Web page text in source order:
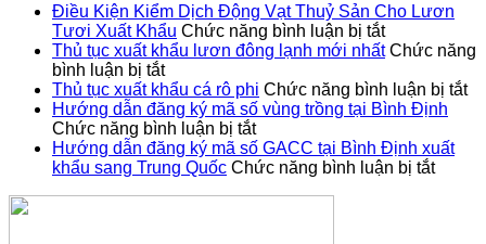
Điều Kiện Kiểm Dịch Động Vạt Thuỷ Sản Cho Lươn
Tươi Xuất Khẩu Chức năng bình luận bị tắtở
Điều
Kiểm
Dịch
Vạt
Thuỷ
Thủ tục xuất khẩu lươn đông lạnh mới nhất Chức năng
bình luận bị tắtở
Thủ
tục
xuất
khẩu
lươn
Thủ tục xuất khẩu cá rô phi Chức năng bình luận bị tắtở
Hướng dẫn đăng ký mã số vùng trồng tại Bình Định
Chức năng bình luận bị tắtở
Hướng
dẫn
Hướng dẫn đăng ký mã số GACC tại Bình Định xuất
khẩu sang Trung Quốc Chức năng bình luận bị tắtở